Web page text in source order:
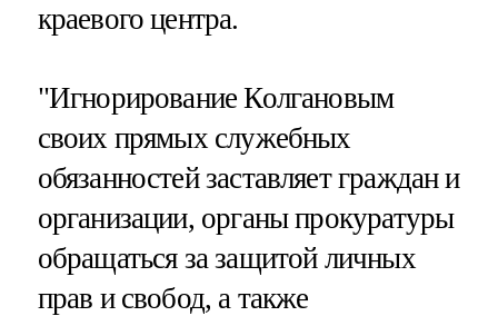
краевого центра.
"Игнорирование Колгановым
своих прямых служебных
обязанностей заставляет граждан и
организации, органы прокуратуры
обращаться за защитой личных
прав и свобод, а также